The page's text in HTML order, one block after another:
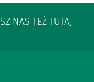
NAS TEŻ TUTAJ